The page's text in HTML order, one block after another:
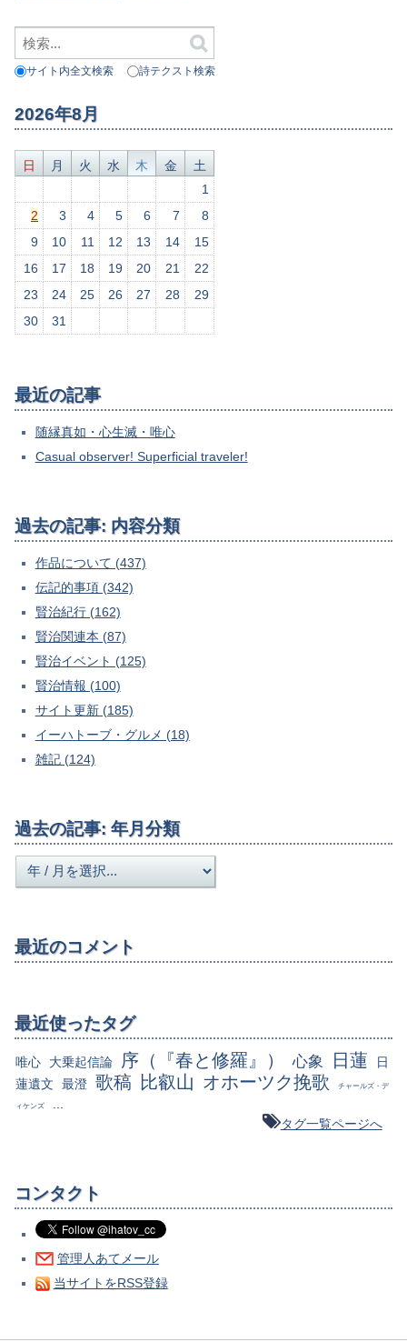
サイト内全文検索 詩テクスト検索
2026年8月
日 月 火 水 木 金
土
1
2
3 4 5 6 7
8
9
10 11 12 13 14
15
16
17 18 19 20 21
22
23
24 25 26 27 28
29
30
31
最近の記事
随縁真如・心生滅・唯心
Casual observer! Superficial traveler!
過去の記事: 内容分類
作品について (437)
伝記的事項 (342)
賢治紀行 (162)
賢治関連本 (87)
賢治イベント (125)
賢治情報 (100)
サイト更新 (185)
イーハトーブ・グルメ (18)
雑記 (124)
過去の記事: 年月分類
最近のコメント
最近使ったタグ
唯心 大乗起信論 序（『春と修羅』） 心象 日蓮
日
蓮遺文
最澄 歌稿 比叡山 オホーツク挽歌 チャールズ・デ
ィケンズ
タグ一覧ページへ
コンタクト
管理人あてメール
当サイトをRSS登録